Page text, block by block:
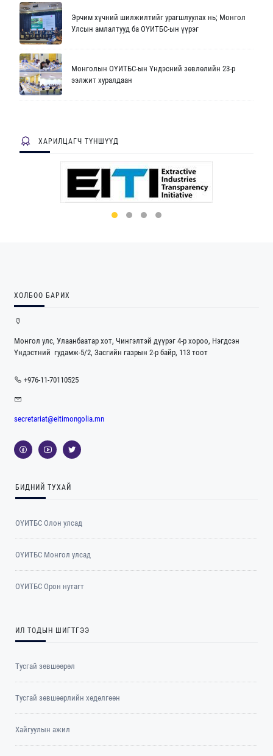
Эрчим хүчний шилжилтийг урагшлуулах нь; Монгол
Улсын амлалтууд ба ОҮИТБС-ын үүрэг
Монголын ОҮИТБС-ын Үндэсний зөвлөлийн 23-р
ээлжит хуралдаан
ХАРИЛЦАГЧ ТҮНШҮҮД
ХОЛБОО БАРИХ
Монгол улс, Улаанбаатар хот, Чингэлтэй дүүрэг 4-р хороо, Нэгдсэн
Үндэстний гудамж-5/2, Засгийн газрын 2-р байр, 113 тоот
+976-11-70110525
secretariat@eitimongolia.mn
БИДНИЙ ТУХАЙ
ОҮИТБС Олон улсад
ОYИТБС Монгол улсад
ОYИТБС Орон нутагт
ИЛ ТОДЫН ШИГТГЭЭ
Тусгай зөвшөөрөл
Тусгай зөвшөөрлийн хөдөлгөөн
Хайгуулын ажил